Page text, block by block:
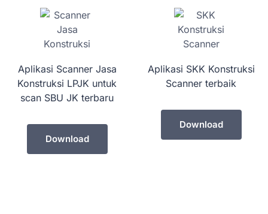
Aplikasi Scanner Jasa
Konstruksi LPJK untuk
scan SBU JK terbaru
Download
Aplikasi SKK Konstruksi
Scanner terbaik
Download